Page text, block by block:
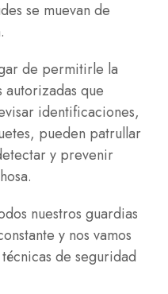
se muevan de
de permitirle la
autorizadas que
identificaciones,
pueden patrullar
y prevenir
nuestros guardias
y nos vamos
de seguridad